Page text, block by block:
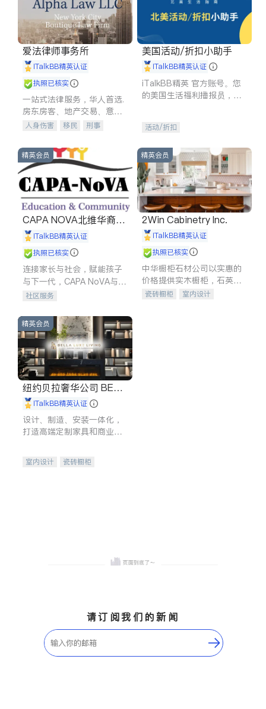
爱法律师事务所
iTalkBB精英认证
执照已核实
一站式法律服务，华人首选.
房东房客、地产交易、意外
伤害、车祸重伤、商业诉
建筑合同、刑事案件全包办
人身伤害 移民
刑事
信托/遗嘱
商业
索赔
律师-其它 保释
美国活动/折扣小助手
iTalkBB精英认证
iTalkBB精英 官方账号。您
的美国生活福利播报员，精
专属福利。
活动/折扣
精英会员
CAPA NOVA北维华裔家
长会iTalkBB精英认证
执照已核实
连接家长与社会，赋能孩子
与下一代，CAPA NoVA与您
携手建设包容、公平、充满
社区服务
精英会员
2Win Cabinetry Inc.
iTalkBB精英认证
执照已核实
中华橱柜石材公司以实惠的
价格提供实木橱柜，石英石
台面，多种优质不锈钢水
瓷砖橱柜
室内设计
精英会员
纽约贝拉奢华公司 BELL
A LUXE
iTalkBB精英认证
设计、制造、安装一体化，
打造高端定制家具和商业空
室内设计
瓷砖橱柜
请订阅我们的新闻